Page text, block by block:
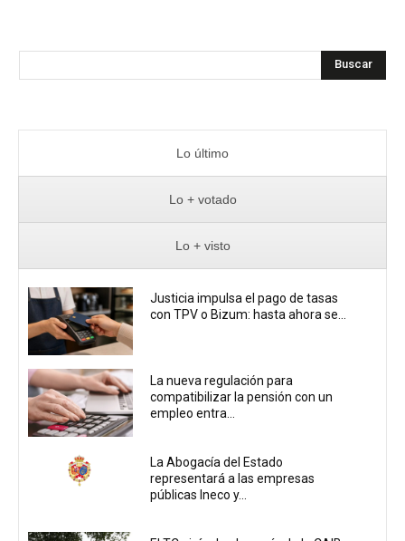
Buscar
Lo último
Lo + votado
Lo + visto
Justicia impulsa el pago de tasas
con TPV o Bizum: hasta ahora se...
La nueva regulación para
compatibilizar la pensión con un
empleo entra...
La Abogacía del Estado
representará a las empresas
públicas Ineco y...